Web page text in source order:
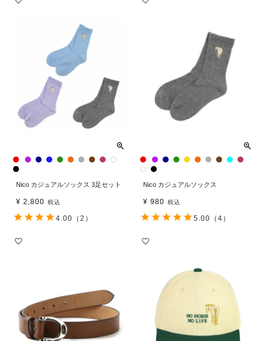
Nico カジュアルソックス 3足セット
¥ 2,800 税込
4.00 （2）
Nico カジュアルソックス
¥ 980 税込
5.00 （4）